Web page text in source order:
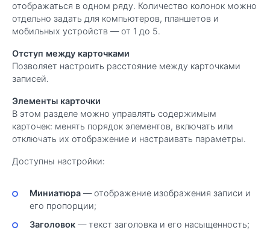
отображаться в одном ряду. Количество колонок можно
отдельно задать для компьютеров, планшетов и
мобильных устройств — от 1 до 5.
Отступ между карточками
Позволяет настроить расстояние между карточками
записей.
Элементы карточки
В этом разделе можно управлять содержимым
карточек: менять порядок элементов, включать или
отключать их отображение и настраивать параметры.
Доступны настройки:
Миниатюра— отображение изображения записи и
его пропорции;
Заголовок— текст заголовка и его насыщенность;